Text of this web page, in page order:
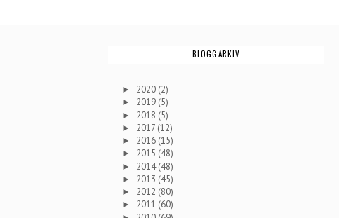
BLOGGARKIV
► 2020 (2)
► 2019 (5)
► 2018 (5)
► 2017 (12)
► 2016 (15)
► 2015 (48)
► 2014(48)
► 2013 (45)
► 2012 (80)
► 2011 (60)